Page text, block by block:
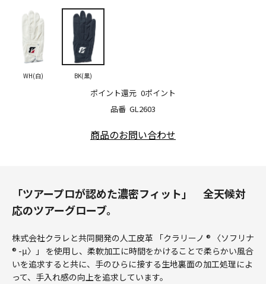
品番 GL2603
ポイント還元 0ポイント
WH(白) BK(黒)
商品のお問い合わせ
「ツアープロが認めた濃密フィット」 全天候対
応のツアーグローブ。
株式会社クラレと共同開発の人工皮革 「クラリーノ ® 〈ソフリナ
® -μ〉」 を使用し、柔軟加工に時間をかけることで柔らかい風合
いを追求すると共に、手のひらに接する生地裏面の加工処理によ
って、手入れ感の向上を追求しています。